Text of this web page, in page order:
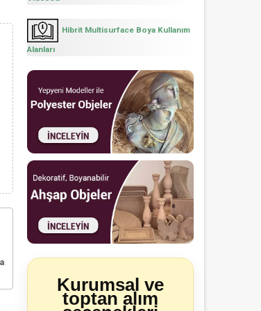
Hibrit Multisurface Boya Kullanım
Alanları
Kurumsal ve
toptan alım